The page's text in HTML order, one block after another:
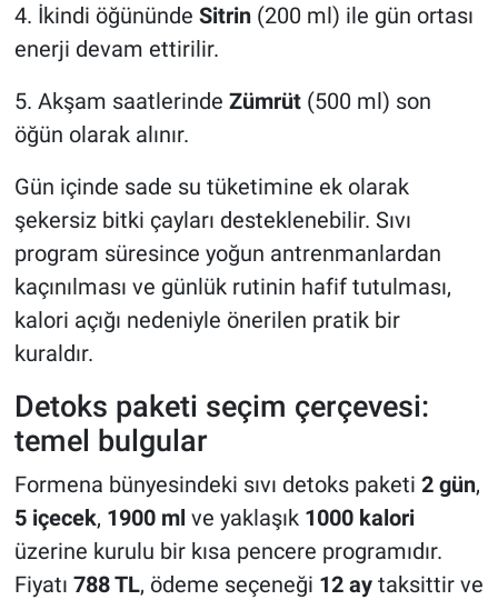
4. İkindi öğününde Sitrin(200 ml) ile gün ortası
enerji devam ettirilir.
5. Akşam saatlerinde Zümrüt(500 ml) son
öğün olarak alınır.
Gün içinde sade su tüketimine ek olarak
şekersiz bitki çayları desteklenebilir. Sıvı
program süresince yoğun antrenmanlardan
kaçınılması ve günlük rutinin hafif tutulması,
kalori açığı nedeniyle önerilen pratik bir
kuraldır.
Detoks paketi seçim çerçevesi:
temel bulgular
Formena bünyesindeki sıvı detoks paketi 2 gün,
5 içecek, 1900 ml ve yaklaşık 1000 kalori
üzerine kurulu bir kısa pencere programıdır.
Fiyatı 788 TL, ödeme seçeneği 12 aytaksittir ve